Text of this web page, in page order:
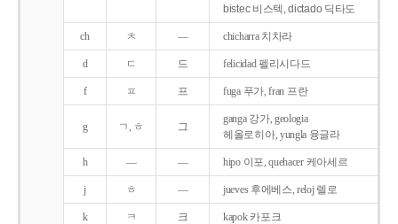
bistec 비스텍, dictado 딕타도
ch ㅊ ― chicharra 치차라
d ㄷ 드 felicidad 펠리시다드
f ㅍ 프 fuga 푸가, fran 프란
g ㄱ, ㅎ 그
ganga 강가, geologia
헤올로히아, yungla 융글라
h ― ― hipo 이포, quehacer 케아세르
j ㅎ ― jueves 후에베스, reloj 렐로
k ㅋ 크 kapok 카포크